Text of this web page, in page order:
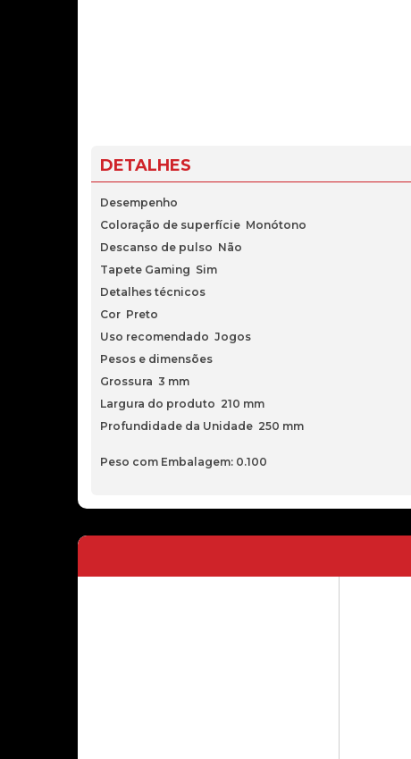
DETALHES
Desempenho
Coloração de superfície Monótono
Descanso de pulso Não
Tapete Gaming Sim
Detalhes técnicos
Cor Preto
Uso recomendado Jogos
Pesos e dimensões
Grossura 3 mm
Largura do produto 210 mm
Profundidade da Unidade 250 mm
Peso com Embalagem: 0.100